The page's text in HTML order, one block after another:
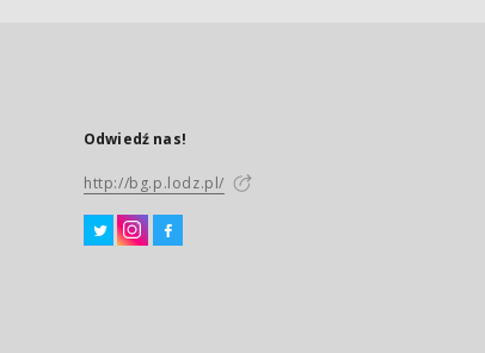
Odwiedź nas!
http://bg.p.lodz.pl/